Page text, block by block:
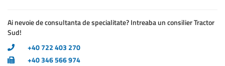
Ai nevoie de consultanta de specialitate? Intreaba un consilier Tractor
Sud!
+40 722 403 270
+40 346 566 974